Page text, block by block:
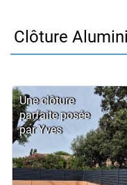
Clôture
Une clôture
parfaite posée
par Yves